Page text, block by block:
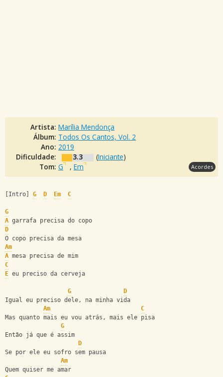
Artista: Marília Mendonça
Álbum: Todos Os Cantos, Vol. 2
Ano: 2019
Dificuldade:
3.3 (Iniciante)
Tom: G , Em Acordes
[Intro] G D Em C
G
A garrafa precisa do copo
D
O copo precisa da mesa
Am
A mesa precisa de mim
C
E eu preciso da cerveja
G
D
Igual eu preciso dele, na minha vida
Am
C
Mas quanto mais eu vou atrás, mais ele pisa
G
Então já que é assim
D
Se por ele eu sofro sem pausa
Am
Quem quiser me amar